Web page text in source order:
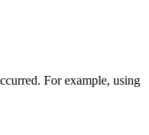
For example, using